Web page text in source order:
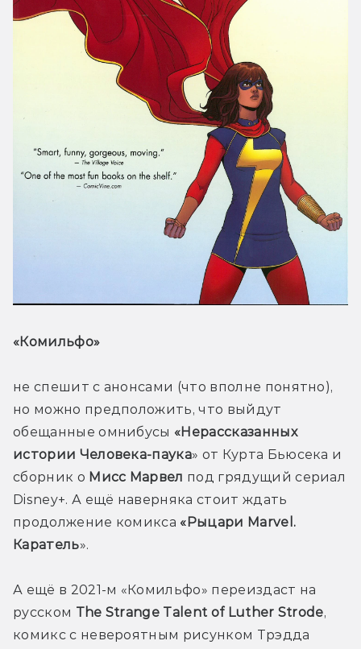
«Комильфо»
не спешит с анонсами (что вполне понятно),
но можно предположить, что выйдут
обещанные омнибусы «Нерассказанных
истории Человека-паука» от Курта Бьюсека и
сборник о Мисс Марвел под грядущий сериал
Disney+. А ещё наверняка стоит ждать
продолжение комикса «Рыцари Marvel.
Каратель».
А ещё в 2021-м «Комильфо» переиздаст на
русском The Strange Talent of Luther Strode,
комикс с невероятным рисунком Трэдда